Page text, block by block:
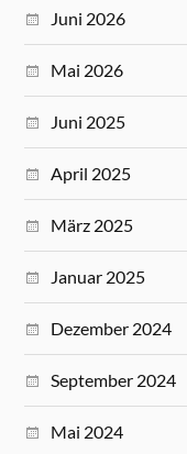
Juni 2026
Mai 2026
Juni 2025
April 2025
März 2025
Januar 2025
Dezember 2024
September 2024
Mai 2024